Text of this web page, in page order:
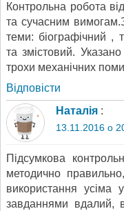
Контрольна робота
та сучасним
теми: біографічний ,
та змістовий.
трохи механічних
Відповіcти
Наталія :
13.11.2016 о
Підсумкова
методично
використання усіма
завданнями вдалий,